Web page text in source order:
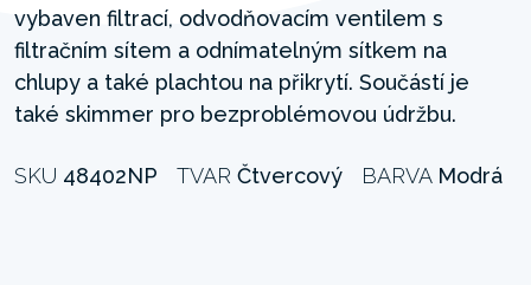
vybaven filtrací, odvodňovacím ventilem s
filtračním sítem a odnímatelným sítkem na
chlupy a také plachtou na přikrytí. Součástí je
také skimmer pro bezproblémovou údržbu.
SKU 48402NP TVAR Čtvercový BARVA Modrá